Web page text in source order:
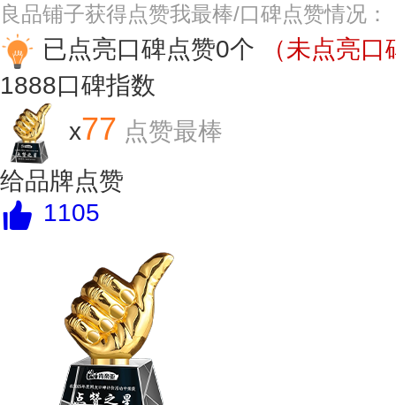
良品铺子获得点赞我最棒/口碑点赞情况：
已点亮口碑点赞0个
（未点亮
1888口碑指数
x77 点赞最棒
给品牌点赞
1105